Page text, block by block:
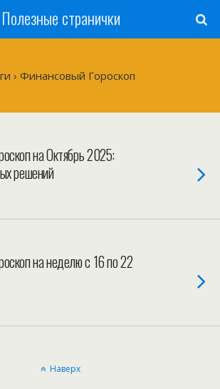
Полезные странички
› Финансовый Гороскоп
на Октябрь 2025:
решений
на неделю с 16 по 22
Наверх